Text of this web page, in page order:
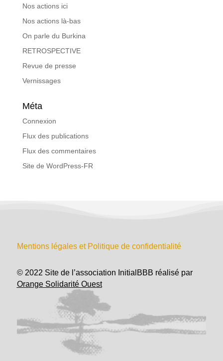
Nos actions ici
Nos actions là-bas
On parle du Burkina
RETROSPECTIVE
Revue de presse
Vernissages
Méta
Connexion
Flux des publications
Flux des commentaires
Site de WordPress-FR
Mentions légales et Politique de confidentialité
© 2022 Site de l’association InitialBBB réalisé par
Orange Solidarité Ouest